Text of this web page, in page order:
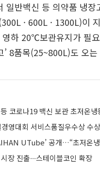
일반백신 등 의약품 냉
· 600L · 1300L)이
영하 20℃보관유지가
’ 8품목(25~800L)도 오
코로나19 백신 보관 초저온
영대회 서비스품질우수상 수상
UTube’ 공개…“초저온
장 진출∙∙∙스테이블코인 확장